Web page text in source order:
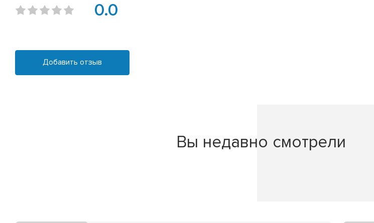
0.0
Добавить отзыв
Вы недавно смотрели